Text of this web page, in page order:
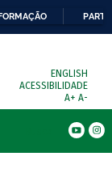
ENGLISH
ACESSIBILIDADE
A+ A-